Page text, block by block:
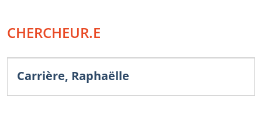
CHERCHEUR.E
Carrière, Raphaëlle